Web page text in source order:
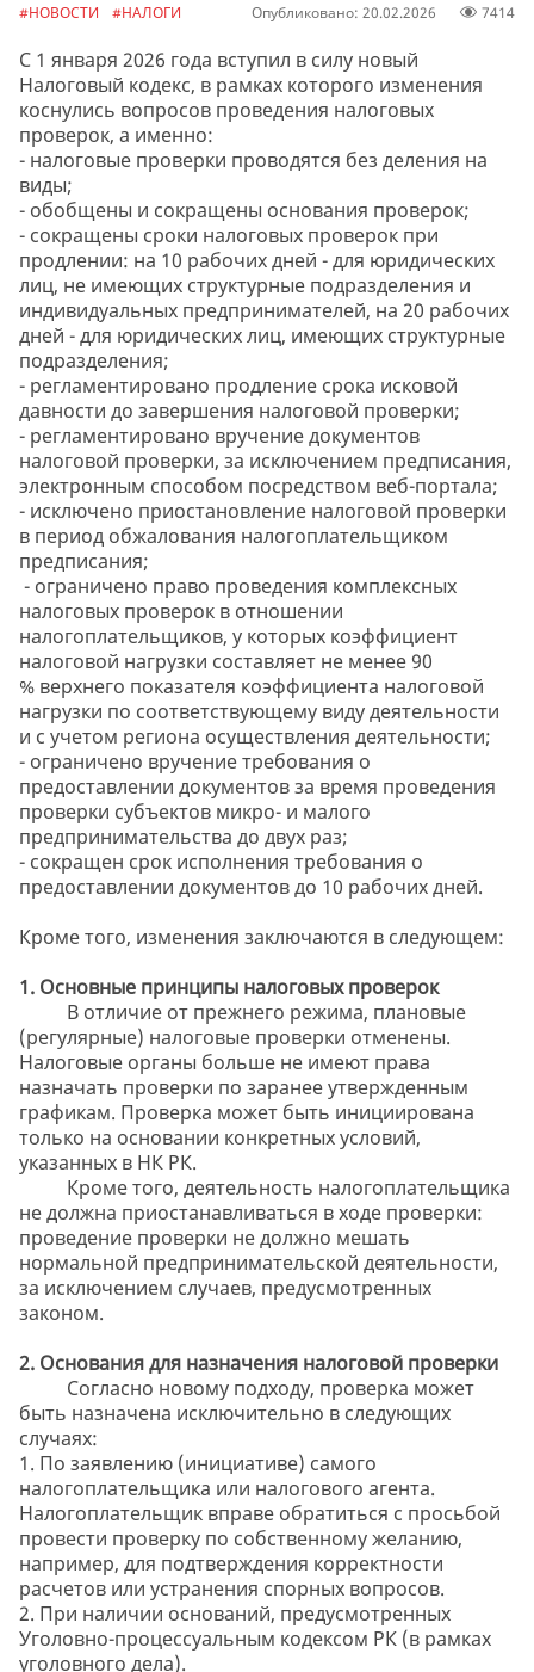
#НОВОСТИ #НАЛОГИ Опубликовано: 20.02.2026 7414
С 1 января 2026 года вступил в силу новый
Налоговый кодекс, в рамках которого изменения
коснулись вопросов проведения налоговых
проверок, а именно:
- налоговые проверки проводятся без деления на
виды;
- обобщены и сокращены основания проверок;
- сокращены сроки налоговых проверок при
продлении: на 10 рабочих дней - для юридических
лиц, не имеющих структурные подразделения и
индивидуальных предпринимателей, на 20 рабочих
дней - для юридических лиц, имеющих структурные
подразделения;
- регламентировано продление срока исковой
давности до завершения налоговой проверки;
- регламентировано вручение документов
налоговой проверки, за исключением предписания,
электронным способом посредством веб-портала;
- исключено приостановление налоговой проверки
в период обжалования налогоплательщиком
предписания;
- ограничено право проведения комплексных
налоговых проверок в отношении
налогоплательщиков, у которых коэффициент
налоговой нагрузки составляет не менее 90
% верхнего показателя коэффициента налоговой
нагрузки по соответствующему виду деятельности
и с учетом региона осуществления деятельности;
- ограничено вручение требования о
предоставлении документов за время проведения
проверки субъектов микро- и малого
предпринимательства до двух раз;
- сокращен срок исполнения требования о
предоставлении документов до 10 рабочих дней.
Кроме того, изменения заключаются в следующем:
1. Основные принципы налоговых проверок
В отличие от прежнего режима, плановые
(регулярные) налоговые проверки отменены.
Налоговые органы больше не имеют права
назначать проверки по заранее утвержденным
графикам. Проверка может быть инициирована
только на основании конкретных условий,
указанных в НК РК.
Кроме того, деятельность налогоплательщика
не должна приостанавливаться в ходе проверки:
проведение проверки не должно мешать
нормальной предпринимательской деятельности,
за исключением случаев, предусмотренных
законом.
2. Основания для назначения налоговой проверки
Согласно новому подходу, проверка может
быть назначена исключительно в следующих
случаях:
1. По заявлению (инициативе) самого
налогоплательщика или налогового агента.
Налогоплательщик вправе обратиться с просьбой
провести проверку по собственному желанию,
например, для подтверждения корректности
расчетов или устранения спорных вопросов.
2. При наличии оснований, предусмотренных
Уголовно-процессуальным кодексом РК (в рамках
уголовного дела).